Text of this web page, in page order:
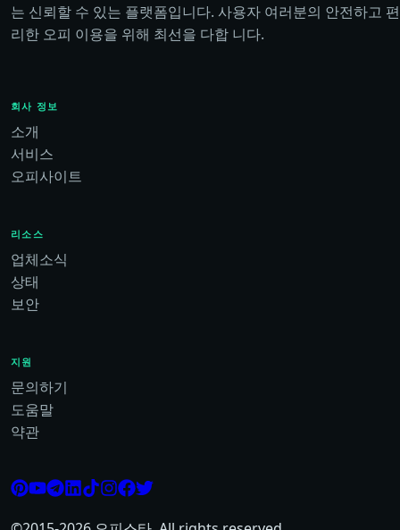
는 신뢰할 수 있는 플랫폼입니다. 사용자 여러분의 안전하고 편
리한 오피 이용을 위해 최선을 다합 니다.
회사 정보
소개
서비스
오피사이트
리소스
업체소식
상태
보안
지원
문의하기
도움말
약관